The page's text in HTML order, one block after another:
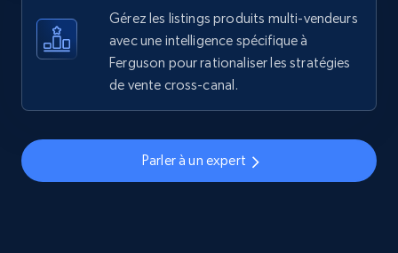
more.
5.6K+ 875+ Commencer
Gérez les listings produits multi-vendeurs
avec une intelligence spécifique à
Ferguson pour rationaliser les stratégies
de vente cross-canal.
Parler à un expert